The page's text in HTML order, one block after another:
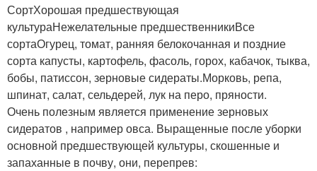
СортХорошая предшествующая
культураНежелательные предшественникиВсе
сортаОгурец, томат, ранняя белокочанная и поздние
сорта капусты, картофель, фасоль, горох, кабачок, тыква,
бобы, патиссон, зерновые сидераты.Морковь, репа,
шпинат, салат, сельдерей, лук на перо, пряности.
Очень полезным является применение зерновых
сидератов , например овса. Выращенные после уборки
основной предшествующей культуры, скошенные и
запаханные в почву, они, перепрев: